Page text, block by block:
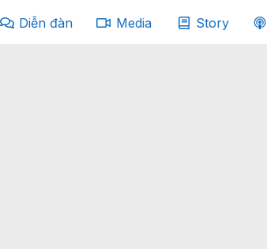
Diễn đàn Media Story